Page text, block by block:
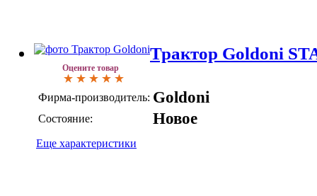
Оцените товар
Трактор Goldoni
Фирма-производитель: Goldoni
Состояние: Новое
Еще характеристики